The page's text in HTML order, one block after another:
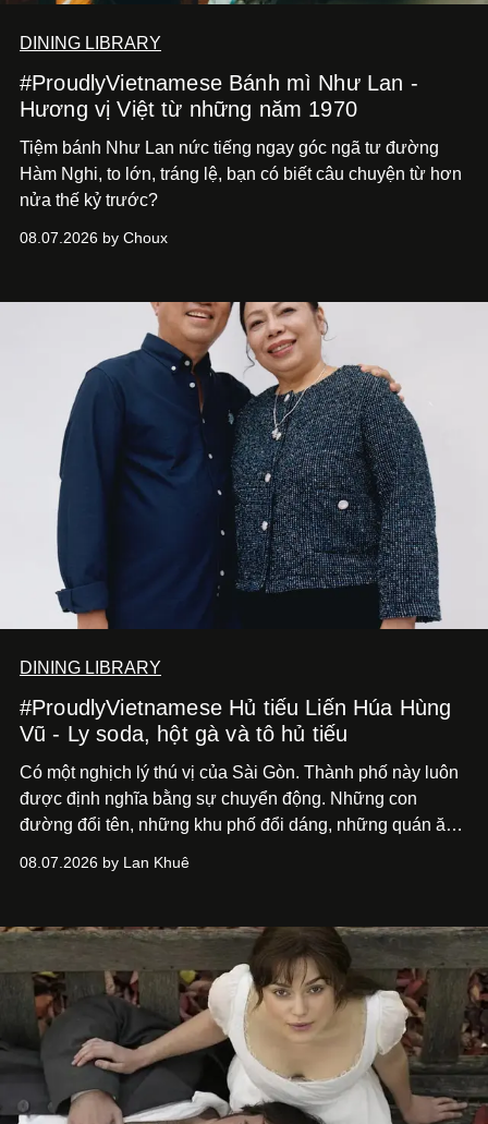
DINING LIBRARY
#ProudlyVietnamese Bánh mì Như Lan -
Hương vị Việt từ những năm 1970
Tiệm bánh Như Lan nức tiếng ngay góc ngã tư đường
Hàm Nghi, to lớn, tráng lệ, bạn có biết câu chuyện từ hơn
nửa thế kỷ trước?
08.07.2026 by Choux
DINING LIBRARY
#ProudlyVietnamese Hủ tiếu Liến Húa Hùng
Vũ - Ly soda, hột gà và tô hủ tiếu
Có một nghịch lý thú vị của Sài Gòn. Thành phố này luôn
được định nghĩa bằng sự chuyển động. Những con
đường đổi tên, những khu phố đổi dáng, những quán ăn
08.07.2026 by Lan Khuê